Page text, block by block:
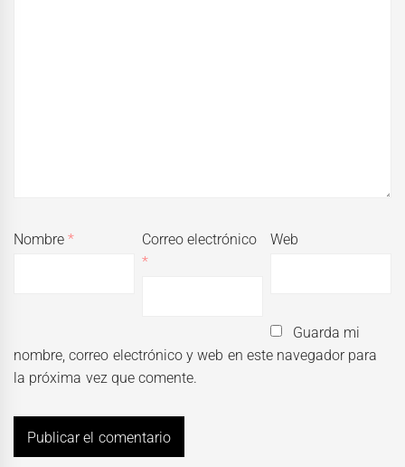
Nombre*
Correo electrónico
*
Web
Guarda mi
nombre, correo electrónico y web en este navegador para
la próxima vez que comente.